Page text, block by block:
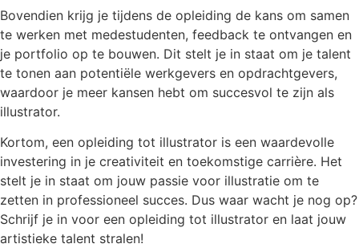
Bovendien krijg je tijdens de opleiding de kans om samen
te werken met medestudenten, feedback te ontvangen en
je portfolio op te bouwen. Dit stelt je in staat om je talent
te tonen aan potentiële werkgevers en opdrachtgevers,
waardoor je meer kansen hebt om succesvol te zijn als
illustrator.
Kortom, een opleiding tot illustrator is een waardevolle
investering in je creativiteit en toekomstige carrière. Het
stelt je in staat om jouw passie voor illustratie om te
zetten in professioneel succes. Dus waar wacht je nog op?
Schrijf je in voor een opleiding tot illustrator en laat jouw
artistieke talent stralen!